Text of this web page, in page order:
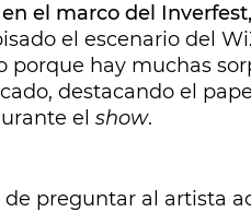
el marco del Inverfest,
el escenario del
porque hay muchas
destacando el
el show.
preguntar al artista